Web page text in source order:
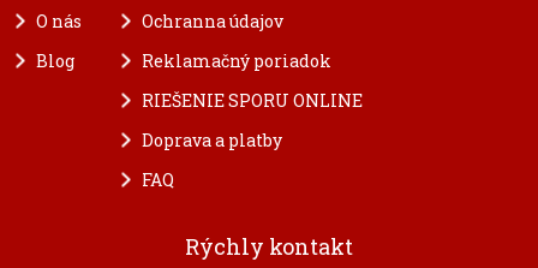
O nás
Blog
Ochranna údajov
Reklamačný poriadok
RIEŠENIE SPORU ONLINE
Doprava a platby
FAQ
Rýchly kontakt